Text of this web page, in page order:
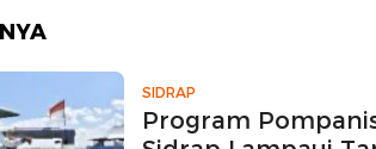
SIDRAP
Program